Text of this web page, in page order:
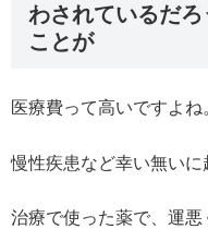
わされているだ
ことが
医療費って高いですよね
慢性疾患など幸い無いに
治療で使った薬で、運